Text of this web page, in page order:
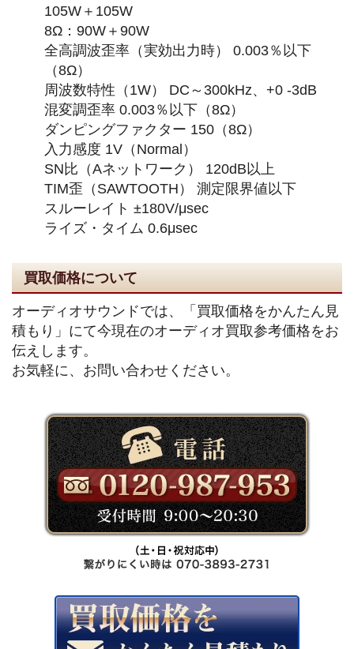
105W＋105W
8Ω：90W＋90W
全高調波歪率（実効出力時） 0.003％以下
（8Ω）
周波数特性（1W） DC～300kHz、+0 -3dB
混変調歪率 0.003％以下（8Ω）
ダンピングファクター 150（8Ω）
入力感度 1V（Normal）
SN比（Aネットワーク） 120dB以上
TIM歪（SAWTOOTH） 測定限界値以下
スルーレイト ±180V/μsec
ライズ・タイム 0.6μsec
買取価格について
オーディオサウンドでは、「買取価格をかんたん見
積もり」にて今現在のオーディオ買取参考価格をお
伝えします。
お気軽に、お問い合わせください。